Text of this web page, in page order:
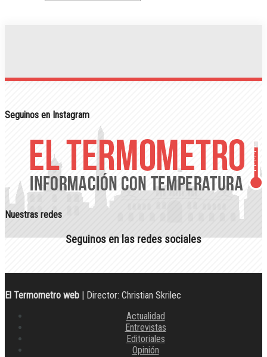
Seguinos en Instagram
Nuestras redes
Seguinos en las redes sociales
El Termometro web | Director: Christian Skrilec
Actualidad
Entrevistas
Editoriales
Opinión